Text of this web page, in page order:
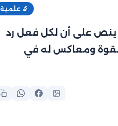
🔬 علمية
ينص على أن لكل فعل رد
ومعاكس له في